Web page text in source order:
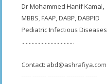
Dr Mohammed Hanif Kamal,
MBBS, FAAP, DABP, DABPID
Pediatric Infectious Diseases
....................................
Contact: abd@ashrafiya.com
----- ------- --------- --------- ------